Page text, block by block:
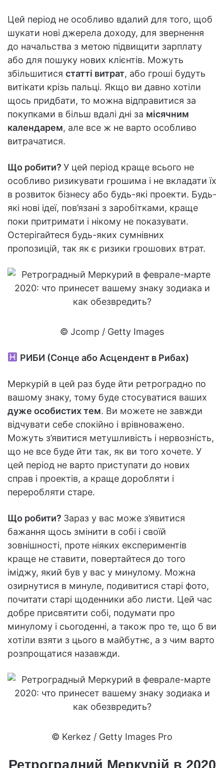
Цей період не особливо вдалий для того, щоб
шукати нові джерела доходу, для звернення
до начальства з метою підвищити зарплату
або для пошуку нових клієнтів. Можуть
збільшитися статті витрат, або гроші будуть
витікати крізь пальці. Якщо ви давно хотіли
щось придбати, то можна відправитися за
покупками в більш вдалі дні за місячним
календарем, але все ж не варто особливо
витрачатися.
Що робити? У цей період краще всього не
особливо ризикувати грошима і не вкладати їх
в розвиток бізнесу або будь-які проекти. Будь-
які нові ідеї, пов’язані з заробітками, краще
поки притримати і нікому не показувати.
Остерігайтеся будь-яких сумнівних
пропозицій, так як є ризики грошових втрат.
© Jcomp / Getty Images
РИБИ (Сонце або Асцендент в Рибах)
Меркурій в цей раз буде йти ретроградно по
вашому знаку, тому буде стосуватися ваших
дуже особистих тем. Ви можете не завжди
відчувати себе спокійно і врівноважено.
Можуть з’явитися метушливість і нервозність,
що не все буде йти так, як ви того хочете. У
цей період не варто приступати до нових
справ і проектів, а краще доробляти і
переробляти старе.
Що робити? Зараз у вас може з’явитися
бажання щось змінити в собі і своїй
зовнішності, проте ніяких експериментів
краще не ставити, повертайтеся до того
іміджу, який був у вас у минулому. Можна
озирнутися в минуле, подивитися старі фото,
почитати старі щоденники або листи. Цей час
добре присвятити собі, подумати про
минулому і сьогоденні, а також про те, що б ви
хотіли взяти з цього в майбутнє, а з чим варто
розпрощатися назавжди.
© Kerkez / Getty Images Pro
Ретроградний Меркурій в 2020